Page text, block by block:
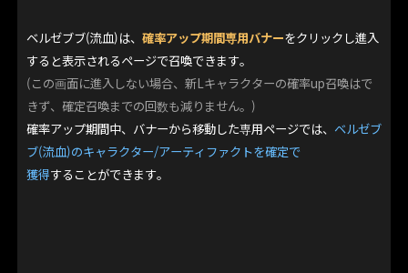
ベルゼブブ(流血)は、 確率アップ期間専用バナーをクリックし進入
すると表示されるページで召喚できます。
(この画面に進入しない場合、新Lキャラクターの確率up召喚はで
きず、確定召喚までの回数も減りません。)
確率アップ期間中、バナーから移動した専用ページでは、 ベルゼブ
ブ(流血)のキャラクター/アーティファクトを確定で
獲得することができます。